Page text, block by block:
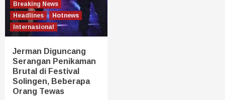
Breaking News
Headlines
Hotnews
Internasional
Jerman Diguncang
Serangan Penikaman
Brutal di Festival
Solingen, Beberapa
Orang Tewas